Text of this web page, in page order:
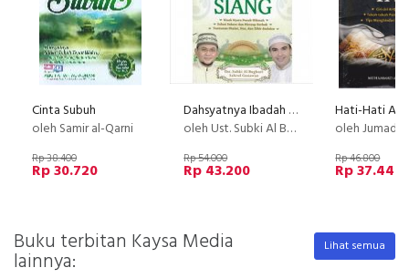
Cinta Subuh
oleh Samir al-Qarni
Rp 38.400
Rp 30.720
Dahsyatnya Ibadah Siang (Disc 50%)
oleh Ust. Subki Al Bughuri & Sahrul Gunawan
Rp 54.000
Rp 43.200
oleh Jumadi,
Rp 46.800
Rp 37.440
Buku terbitan Kaysa Media
lainnya:
Lihat semua